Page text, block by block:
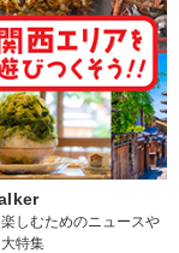
しむためのニュースや
特集